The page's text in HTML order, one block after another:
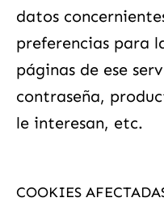
datos
preferencias para
páginas de ese
contraseña,
le interesan, etc.
COOKIES